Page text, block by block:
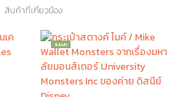
สินค้าที่เกี่ยวข้อง
SALE!